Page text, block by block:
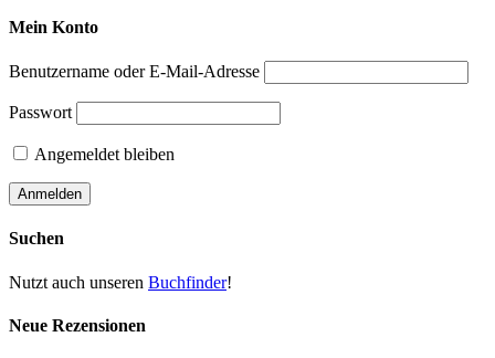
Mein Konto
Benutzername oder E-Mail-Adresse
Passwort
Angemeldet bleiben
Suchen
Nutzt auch unseren Buchfinder!
Neue Rezensionen